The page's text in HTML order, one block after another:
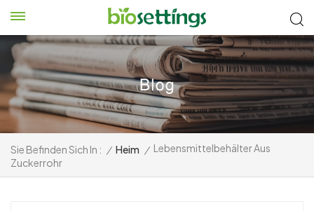
Sie Befinden Sich In : / Heim / Lebensmittelbehälter Aus
Zuckerrohr